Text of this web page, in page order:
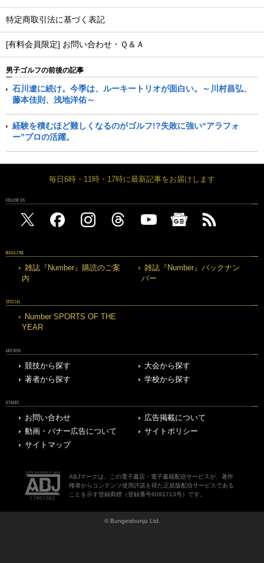
特定商取引法に基づく表記
[有料会員限定] お問い合わせ・Ｑ＆Ａ
男子ゴルフの前後の記事
石川遼に続け。今季は、ルーキートリオが面白い。～川村昌弘、
藤本佳則、浅地洋佑～
経験を積むほど難しくなるのがゴルフ!?失敗に強い“アラフォ
ー”プロの活躍。
毎日6時・11時・17時に最新記事をお届けします
FOLLOW US
MAGAZINE
雑誌『Number』購読のご案
内
雑誌『Number』バックナン
バー
SPECIAL
Number SPORTS OF THE
YEAR
ARCHIVE
競技から探す
大会から探す
著者から探す
学校から探す
OTHERS
お問い合わせ
広告掲載について
動画・バナー広告について
サイトポリシー
サイトマップ
ABJマークは、この電子書店・電子書籍配信サービスが、著作
権者からコンテンツ使用許諾を得た正規版配信サービスである
ことを示す登録商標（登録番号6091713号）です。
© Bungeishunju Ltd.